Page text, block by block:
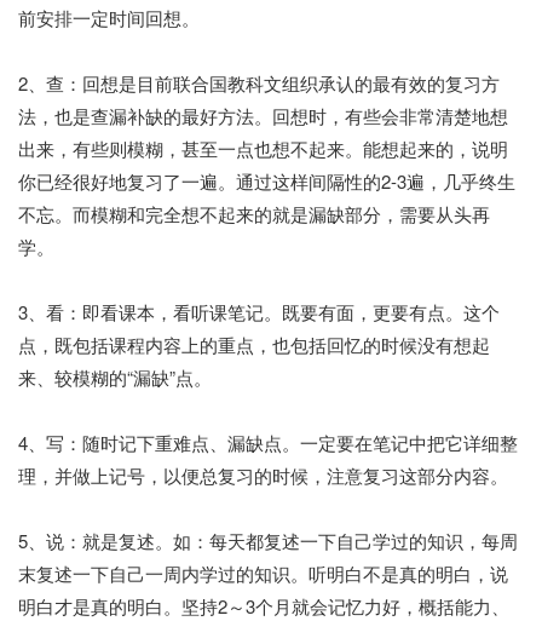
前安排一定时间回想。
2、查：回想是目前联合国教科文组织承认的最有效的复习方
法，也是查漏补缺的最好方法。回想时，有些会非常清楚地想
出来，有些则模糊，甚至一点也想不起来。能想起来的，说明
你已经很好地复习了一遍。通过这样间隔性的2-3遍，几乎终生
不忘。而模糊和完全想不起来的就是漏缺部分，需要从头再
学。
3、看：即看课本，看听课笔记。既要有面，更要有点。这个
点，既包括课程内容上的重点，也包括回忆的时候没有想起
来、较模糊的“漏缺”点。
4、写：随时记下重难点、漏缺点。一定要在笔记中把它详细整
理，并做上记号，以便总复习的时候，注意复习这部分内容。
5、说：就是复述。如：每天都复述一下自己学过的知识，每周
末复述一下自己一周内学过的知识。听明白不是真的明白，说
明白才是真的明白。坚持2～3个月就会记忆力好，概括能力、